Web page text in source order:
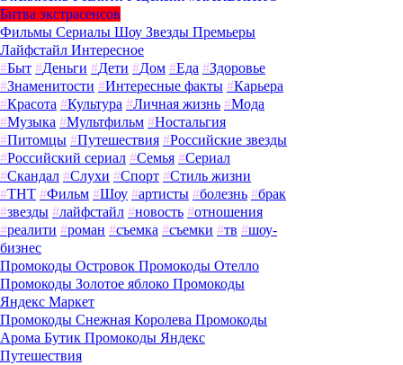
Битва экстрасенсов
Фильмы Сериалы Шоу Звезды Премьеры
Лайфстайл Интересное
#Быт #Деньги #Дети #Дом #Еда #Здоровье
#Знаменитости #Интересные факты #Карьера
#Красота #Культура #Личная жизнь #Мода
#Музыка #Мультфильм #Ностальгия
#Питомцы #Путешествия #Российские звезды
#Российский сериал #Семья #Сериал
#Скандал #Слухи #Спорт #Стиль жизни
#ТНТ #Фильм #Шоу #артисты #болезнь #брак
#звезды #лайфстайл #новость #отношения
#реалити #роман #съемка #съемки #тв #шоу-
бизнес
Промокоды Островок Промокоды Отелло
Промокоды Золотое яблоко Промокоды
Яндекс Маркет
Промокоды Снежная Королева Промокоды
Арома Бутик Промокоды Яндекс
Путешествия